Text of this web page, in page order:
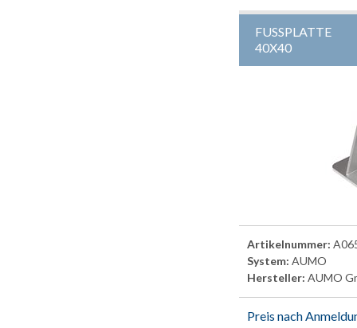
FUSSPLATTE
40X40
Artikelnummer:
System: AUMO
Hersteller: AUMO
Preis nach